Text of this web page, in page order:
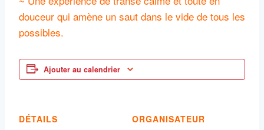
douceur qui amène un saut dans le vide de tous les
possibles.
Ajouter au calendrier
DÉTAILS
ORGANISATEUR